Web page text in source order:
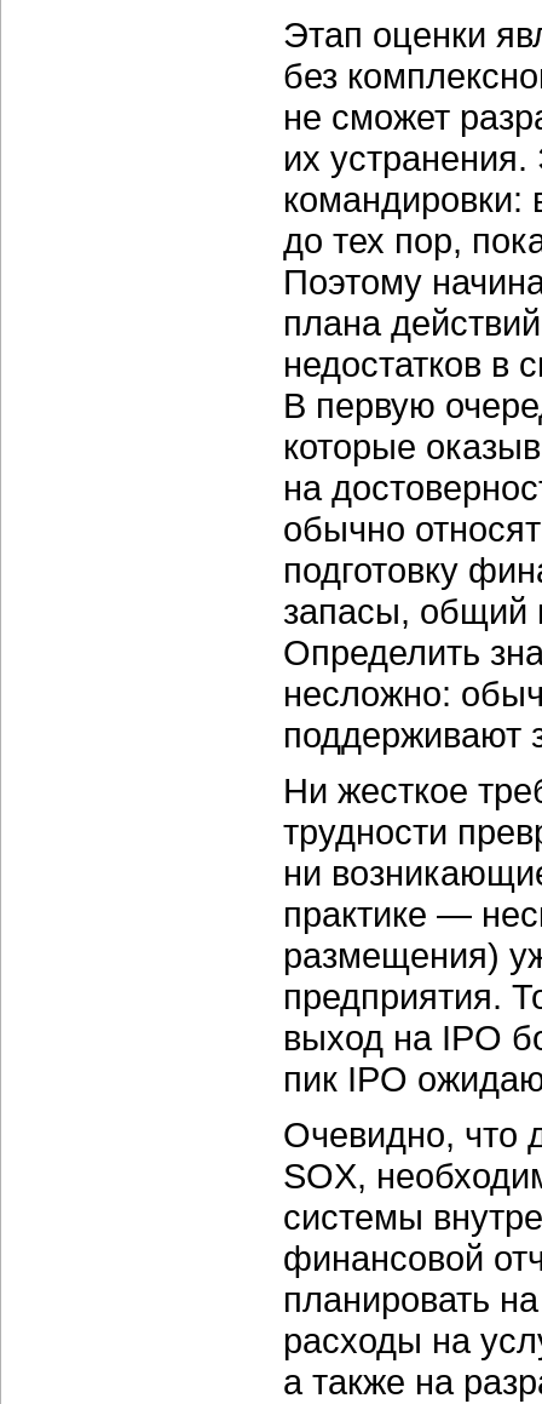
Этап оценки
без
не сможет
их
командировки:
до тех пор,
Поэтому
плана
недостатков в
В первую
которые
на
обычно
подготовку
запасы, общий
Определить
несложно:
поддерживают
Ни жесткое
трудности
ни
практике —
размещения)
предприятия.
выход на IPO
пик IPO
Очевидно, что
SOX,
системы
финансовой
планировать
расходы на
а также на